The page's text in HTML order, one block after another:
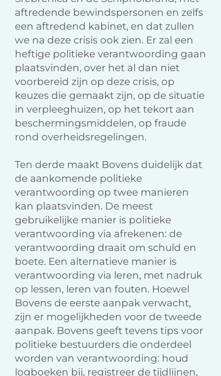
aftredende bewindspersonen en zelfs
een aftredend kabinet, en dat zullen
we na deze crisis ook zien. Er zal een
heftige politieke verantwoording gaan
plaatsvinden, over het al dan niet
voorbereid zijn op deze crisis, op
keuzes die gemaakt zijn, op de situatie
in verpleeghuizen, op het tekort aan
beschermingsmiddelen, op fraude
rond overheidsregelingen.
Ten derde maakt Bovens duidelijk dat
de aankomende politieke
verantwoording op twee manieren
kan plaatsvinden. De meest
gebruikelijke manier is politieke
verantwoording via afrekenen: de
verantwoording draait om schuld en
boete. Een alternatieve manier is
verantwoording via leren, met nadruk
op lessen, leren van fouten. Hoewel
Bovens de eerste aanpak verwacht,
zijn er mogelijkheden voor de tweede
aanpak. Bovens geeft tevens tips voor
politieke bestuurders die onderdeel
worden van verantwoording: houd
logboeken bij, registreer de tijdlijnen,